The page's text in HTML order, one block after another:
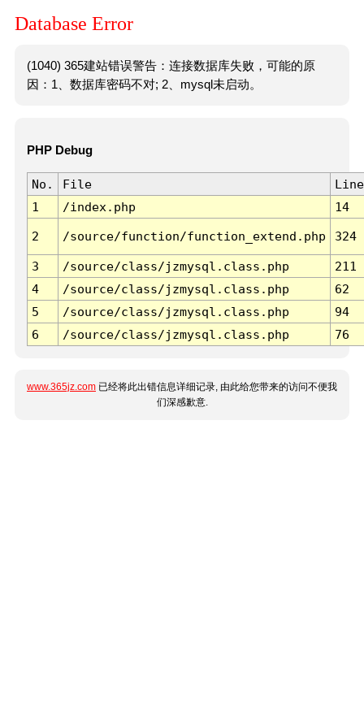
Database Error
(1040) 365建站错误警告：连接数据库失败，可能的原
因：1、数据库密码不对; 2、mysql未启动。
PHP Debug
No. File
Line
1
/index.php 14
2 /source/function/function_extend.php 324
3 /source/class/jzmysql.class.php
211
4
/source/class/jzmysql.class.php
62
5
/source/class/jzmysql.class.php
94
6
/source/class/jzmysql.class.php 76
www.365jz.com 已经将此出错信息详细记录, 由此给您带来的访问不便我
们深感歉意.